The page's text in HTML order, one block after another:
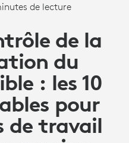
de lecture
de la
du
: les 10
pour
de travail